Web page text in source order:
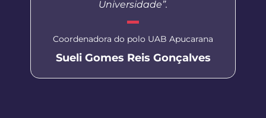
Universidade”.
Coordenadora do polo UAB Apucarana
Sueli Gomes Reis Gonçalves